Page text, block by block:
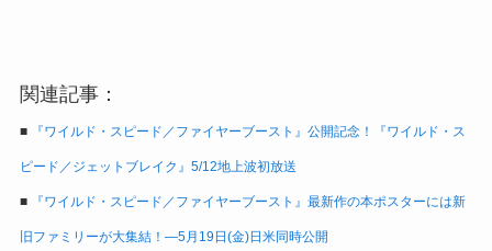
関連記事：
■ 『ワイルド・スピード／ファイヤーブースト』公開記念！『ワイルド・ス
ピード／ジェットブレイク』5/12地上波初放送
■ 『ワイルド・スピード／ファイヤーブースト』最新作の本ポスターには新
旧ファミリーが大集結！―5月19日(金)日米同時公開